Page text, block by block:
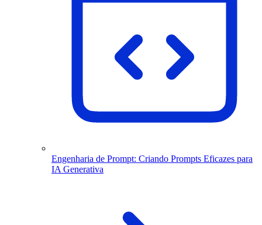
Engenharia de Prompt: Criando Prompts Eficazes para
IA Generativa